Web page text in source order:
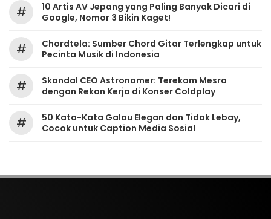
#
10 Artis AV Jepang yang Paling Banyak Dicari di
Google, Nomor 3 Bikin Kaget!
#
Chordtela: Sumber Chord Gitar Terlengkap untuk
Pecinta Musik di Indonesia
#
Skandal CEO Astronomer: Terekam Mesra
dengan Rekan Kerja di Konser Coldplay
#
50 Kata-Kata Galau Elegan dan Tidak Lebay,
Cocok untuk Caption Media Sosial